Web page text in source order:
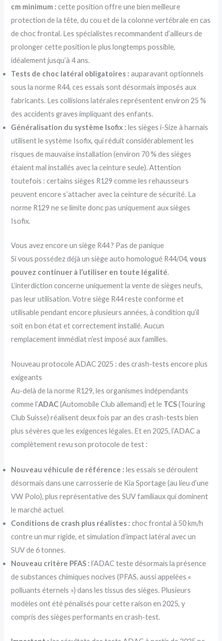
cm minimum : cette position offre une bien meilleure
protection de la tête, du cou et de la colonne vertébrale en cas
de choc frontal. Les spécialistes recommandent d’ailleurs de
prolonger cette position le plus longtemps possible,
idéalement jusqu’à 4 ans.
Tests de choc latéral obligatoires : auparavant optionnels
sous la norme R44, ces essais sont désormais imposés aux
fabricants. Les collisions latérales représentent environ 25 %
des accidents graves impliquant des enfants.
Généralisation du système Isofix : les sièges i-Size à harnais
utilisent le système Isofix, qui réduit considérablement les
risques de mauvaise installation (environ 70 % des sièges
étaient mal installés avec la ceinture seule). Attention
toutefois : certains sièges R129 comme les rehausseurs
peuvent encore s’attacher avec la ceinture de sécurité. La
norme R129 ne se limite donc pas uniquement aux sièges
Isofix.
Vous avez encore un siège R44 ? Pas de panique
Si vous possédez déjà un siège auto homologué R44/04,vous
pouvez continuer à l’utiliser en toute légalité.
L’interdiction concerne uniquement la vente de sièges neufs,
pas leur utilisation. Votre siège R44 reste conforme et
utilisable pendant encore plusieurs années, à condition qu’il
soit en bon état et correctement installé. Aucun
remplacement immédiat n’est imposé aux familles.
Nouveau protocole ADAC 2025 : des crash-tests encore plus
exigeants
Au-delà de la norme R129, les organismes indépendants
comme l’ADAC(Automobile Club allemand) et le TCS(Touring
Club Suisse) réalisent deux fois par an des crash-tests bien
plus sévères que les exigences légales. Et en 2025, l’ADAC a
complètement revu son protocole de test :
Nouveau véhicule de référence : les essais se déroulent
désormais dans une carrosserie de Kia Sportage (au lieu d’une
VW Polo), plus représentative des SUV familiaux qui dominent
le marché actuel.
Conditions de crash plus réalistes : choc frontal à 50 km/h
contre un mur rigide, et simulation d’impact latéral avec un
SUV de 6 tonnes.
Nouveau critère PFAS : l’ADAC teste désormais la présence
de substances chimiques nocives (PFAS, aussi appelées «
polluants éternels ») dans les tissus des sièges. Plusieurs
modèles ont été pénalisés pour cette raison en 2025, y
compris des sièges performants en crash-test.